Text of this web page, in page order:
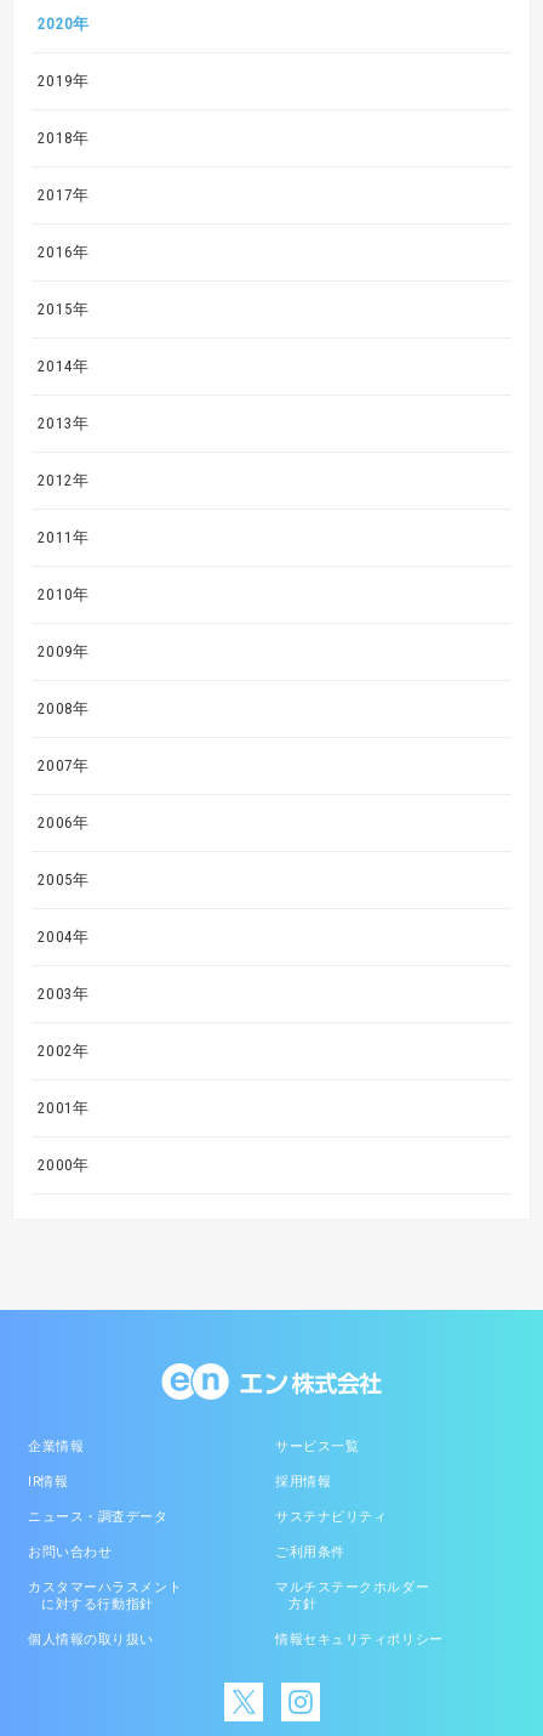
2020年
2019年
2018年
2017年
2016年
2015年
2014年
2013年
2012年
2011年
2010年
2009年
2008年
2007年
2006年
2005年
2004年
2003年
2002年
2001年
2000年
企業情報 サービス一覧
IR情報 採用情報
ニュース・調査データ サステナビリティ
お問い合わせ ご利用条件
カスタマーハラスメント
に対する行動指針
マルチステークホルダー
方針
個人情報の取り扱い 情報セキュリティポリシー